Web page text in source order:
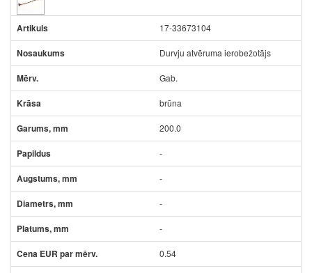
17-33673104
Durvju atvēruma ierobežotājs
Gab.
brūna
200.0
-
-
-
-
0.54